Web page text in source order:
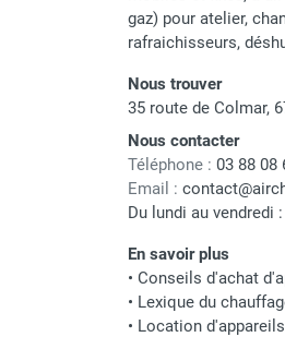
punaises de lit
Chauffage
Chauffage mobile
Chauffage fioul
cheminée et
Chauffage fioul
cheminée à
Chauffage fioul
cheminée à
Chauffage fioul
infrarouge/
Chauffage mobile
gaz) pour atelier,
rafraichisseurs,
Nous trouver
35 route de Colmar,
Nous contacter
Téléphone : 03 88 08
Email :
Du lundi au vendredi
En savoir plus
• Conseils d'achat
• Lexique du
• Location